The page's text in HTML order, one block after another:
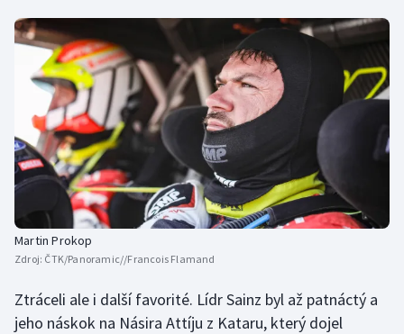
Volejbal
Ostatní
Martin Prokop
Zdroj: ČTK/Panoramic//Francois Flamand
Ztráceli ale i další favorité. Lídr Sainz byl až patnáctý a
jeho náskok na Násira Attíju z Kataru, který dojel